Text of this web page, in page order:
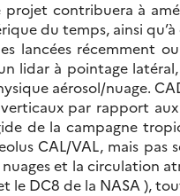
projet contribuera à
du temps, ainsi
lancées récemment
lidar à pointage
aérosol/nuage.
par rapport
de la campagne
CAL/VAL, mais
​​et la circulation
le DC8 de la NASA ),